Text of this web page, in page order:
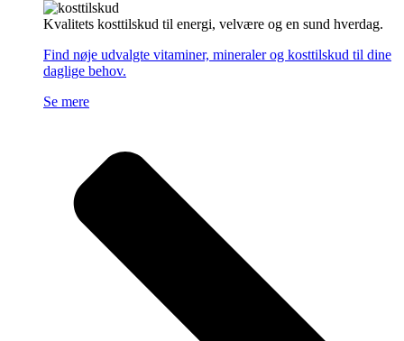
Kvalitets kosttilskud til energi, velvære og en sund hverdag.
Find nøje udvalgte vitaminer, mineraler og kosttilskud til dine
daglige behov.
Se mere